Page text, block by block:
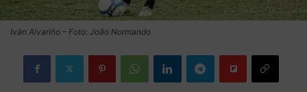
Iván Alvariño – Foto: João Normando